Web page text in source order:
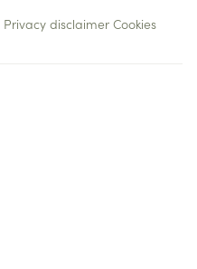
Privacy disclaimer Cookies